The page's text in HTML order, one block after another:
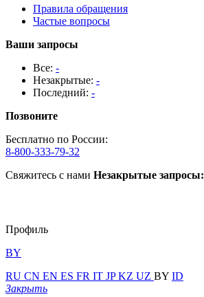
Правила обращения
Частые вопросы
Ваши запросы
Все: -
Незакрытые: -
Последний: -
Позвоните
Бесплатно по России:
8-800-333-79-32
Свяжитесь с нами Незакрытые запросы:
Профиль
BY
RU CN EN ES FR IT JPKZ UZ BY ID
Закрыть